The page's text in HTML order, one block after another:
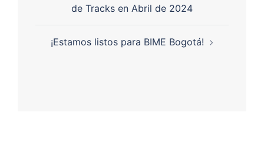
de Tracks en Abril de 2024
¡Estamos listos para BIME Bogotá!